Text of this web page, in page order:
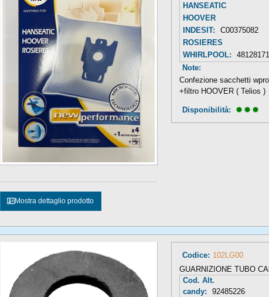
Mostra dettaglio prodotto
HANSEATIC
HOOVER
INDESIT:
C00375082
ROSIERES
WHIRLPOOL:
Note:
Confezione sacchetti
+filtro HOOVER ( Telios )
Disponibilità:
Codice: 102LG00
GUARNIZIONE TUBO
Cod. Alt.
candy:
92485226